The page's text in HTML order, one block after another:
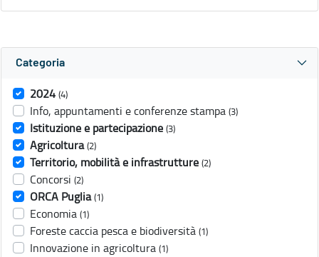
Categoria
2024 (4)
Info, appuntamenti e conferenze stampa (3)
Istituzione e partecipazione (3)
Agricoltura (2)
Territorio, mobilità e infrastrutture (2)
Concorsi (2)
ORCA Puglia (1)
Economia (1)
Foreste caccia pesca e biodiversità (1)
Innovazione in agricoltura (1)